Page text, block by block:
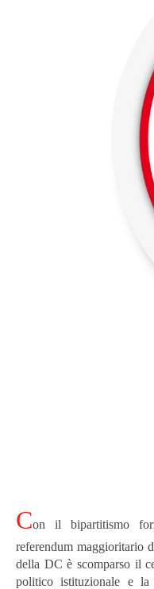
Con il bipartitismo
referendum maggioritario
della DC è scomparso il
politico istituzionale e